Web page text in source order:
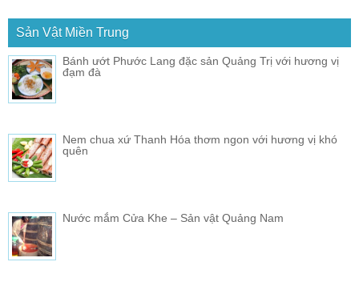
Sản Vật Miền Trung
Bánh ướt Phước Lang đặc sản Quảng Trị với hương vị
đạm đà
Nem chua xứ Thanh Hóa thơm ngon với hương vị khó
quên
Nước mắm Cửa Khe – Sản vật Quảng Nam